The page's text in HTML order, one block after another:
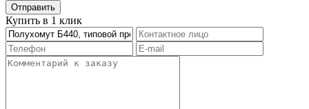
Отправить
Купить в 1 клик